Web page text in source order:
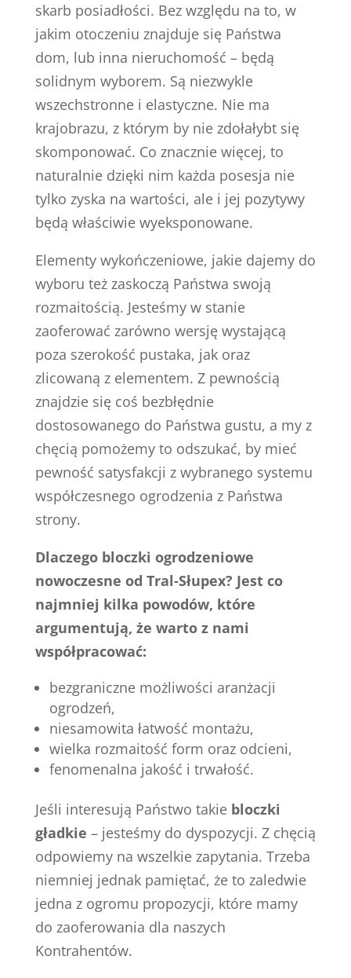
skarb posiadłości. Bez względu na to, w
jakim otoczeniu znajduje się Państwa
dom, lub inna nieruchomość – będą
solidnym wyborem. Są niezwykle
wszechstronne i elastyczne. Nie ma
krajobrazu, z którym by nie zdołałybt się
skomponować. Co znacznie więcej, to
naturalnie dzięki nim każda posesja nie
tylko zyska na wartości, ale i jej pozytywy
będą właściwie wyeksponowane.
Elementy wykończeniowe, jakie dajemy do
wyboru też zaskoczą Państwa swoją
rozmaitością. Jesteśmy w stanie
zaoferować zarówno wersję wystającą
poza szerokość pustaka, jak oraz
zlicowaną z elementem. Z pewnością
znajdzie się coś bezbłędnie
dostosowanego do Państwa gustu, a my z
chęcią pomożemy to odszukać, by mieć
pewność satysfakcji z wybranego systemu
współczesnego ogrodzenia z Państwa
strony.
Dlaczego bloczki ogrodzeniowe
nowoczesne od Tral-Słupex? Jest co
najmniej kilka powodów, które
argumentują, że warto z nami
współpracować:
bezgraniczne możliwości aranżacji
ogrodzeń,
niesamowita łatwość montażu,
wielka rozmaitość form oraz odcieni,
fenomenalna jakość i trwałość.
Jeśli interesują Państwo takie bloczki
gładkie – jesteśmy do dyspozycji. Z chęcią
odpowiemy na wszelkie zapytania. Trzeba
niemniej jednak pamiętać, że to zaledwie
jedna z ogromu propozycji, które mamy
do zaoferowania dla naszych
Kontrahentów.